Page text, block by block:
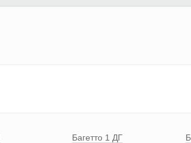
Багетто 1 ДГ